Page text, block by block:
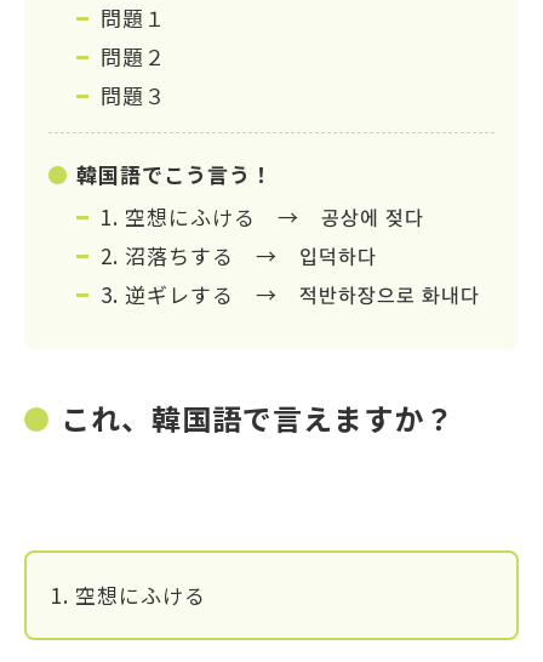
問題１
問題２
問題３
韓国語でこう言う！
1. 空想にふける → 공상에 젖다
2. 沼落ちする → 입덕하다
3. 逆ギレする → 적반하장으로 화내다
これ、韓国語で言えますか？
1. 空想にふける